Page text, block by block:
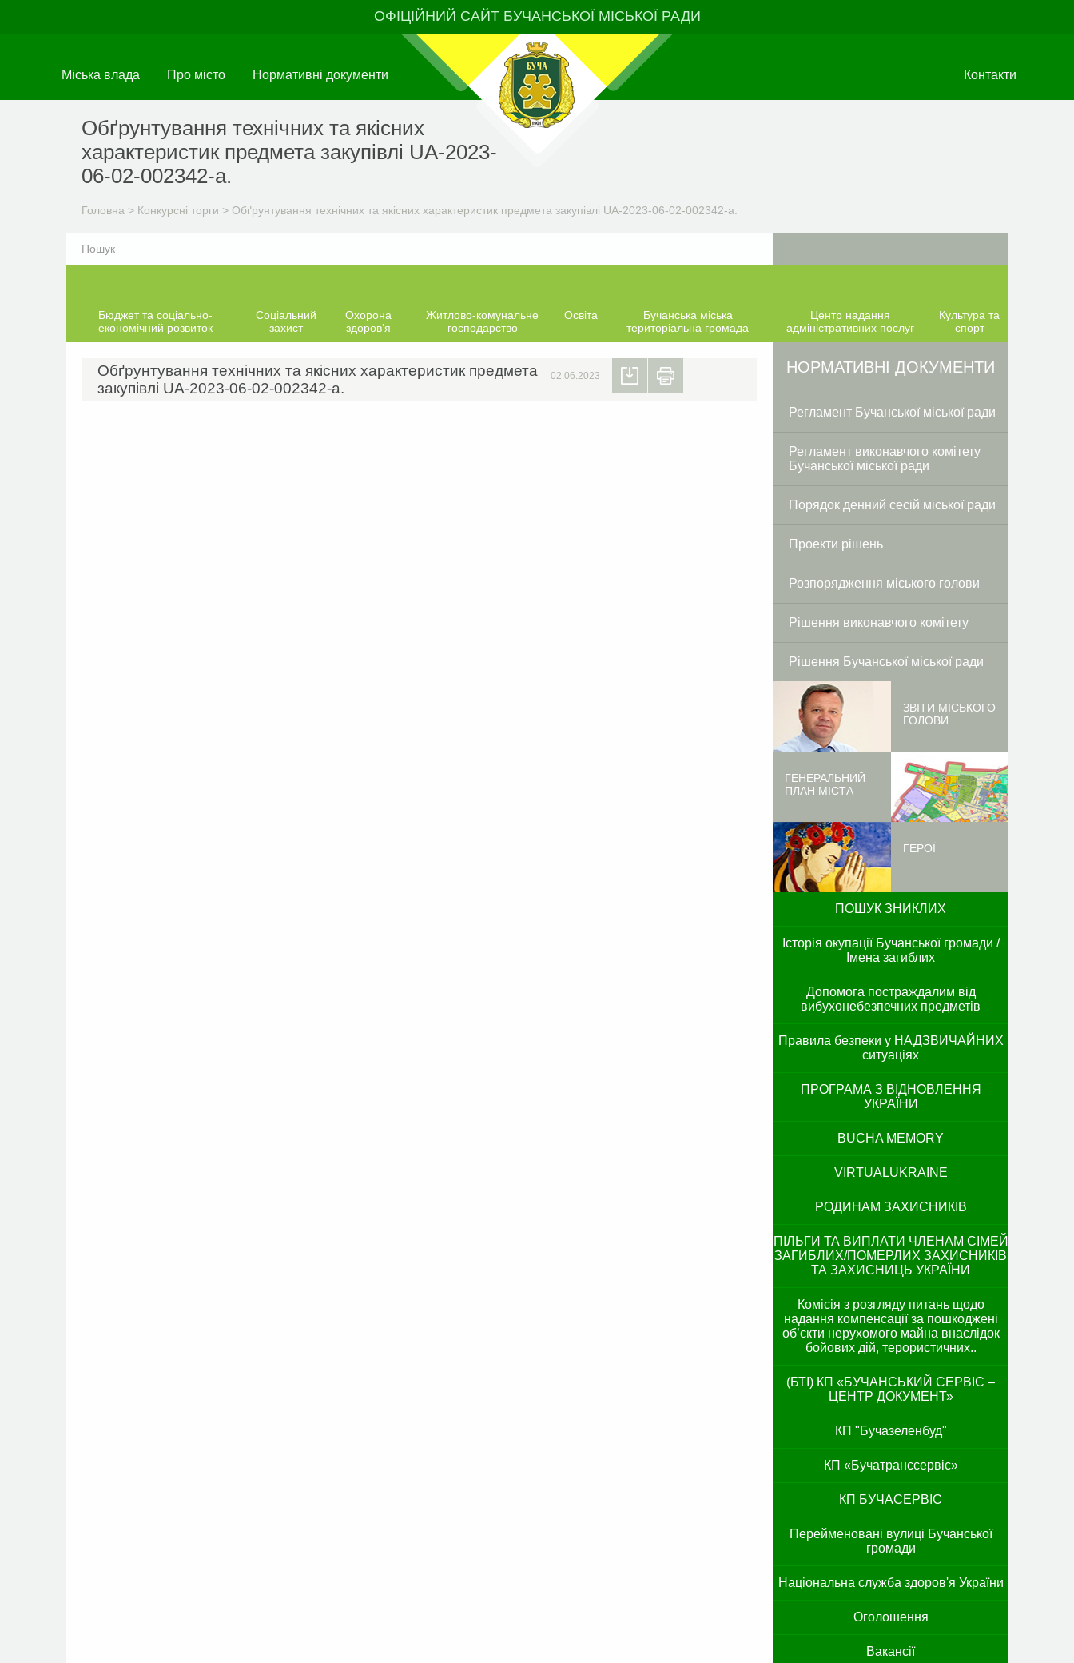
ОФІЦІЙНИЙ САЙТ БУЧАНСЬКОЇ МІСЬКОЇ РАДИ
Міська влада Про місто Нормативні документи Контакти
Обґрунтування технічних та якісних
характеристик предмета закупівлі UA-2023-
06-02-002342-а.
Головна > Конкурсні торги > Обґрунтування технічних та якісних характеристик предмета закупівлі UA-2023-06-02-002342-а.
Бюджет та соціально-
економічний розвиток
Соціальний
захист
Охорона
здоров’я
Житлово-комунальне
господарство
Освіта
Бучанська міська
територіальна громада
Центр надання
адміністративних послуг
Культура та
спорт
Обґрунтування технічних та якісних характеристик предмета
закупівлі UA-2023-06-02-002342-а.
02.06.2023 Facebook
Twitter
НОРМАТИВНІ ДОКУМЕНТИ
Регламент Бучанської міської ради
Регламент виконавчого комітету
Бучанської міської ради
Порядок денний сесій міської ради
Проекти рішень
Розпорядження міського голови
Рішення виконавчого комітету
Рішення Бучанської міської ради
ЗВІТИ МІСЬКОГО
ГОЛОВИ
ГЕНЕРАЛЬНИЙ
ПЛАН МІСТА
ГЕРОЇ
ПОШУК ЗНИКЛИХ
Історія окупації Бучанської громади /
Імена загиблих
Допомога постраждалим від
вибухонебезпечних предметів
Правила безпеки у НАДЗВИЧАЙНИХ
ситуаціях
ПРОГРАМА З ВІДНОВЛЕННЯ
УКРАЇНИ
BUCHA MEMORY
VIRTUALUKRAINE
РОДИНАМ ЗАХИСНИКІВ
ПІЛЬГИ ТА ВИПЛАТИ ЧЛЕНАМ СІМЕЙ
ЗАГИБЛИХ/ПОМЕРЛИХ ЗАХИСНИКІВ
ТА ЗАХИСНИЦЬ УКРАЇНИ
Комісія з розгляду питань щодо
надання компенсації за пошкоджені
об’єкти нерухомого майна внаслідок
бойових дій, терористичних..
(БТІ) КП «БУЧАНСЬКИЙ СЕРВІС –
ЦЕНТР ДОКУМЕНТ»
КП "Бучазеленбуд"
КП «Бучатранссервіс»
КП БУЧАСЕРВІС
Перейменовані вулиці Бучанської
громади
Національна служба здоров'я України
Оголошення
Вакансії